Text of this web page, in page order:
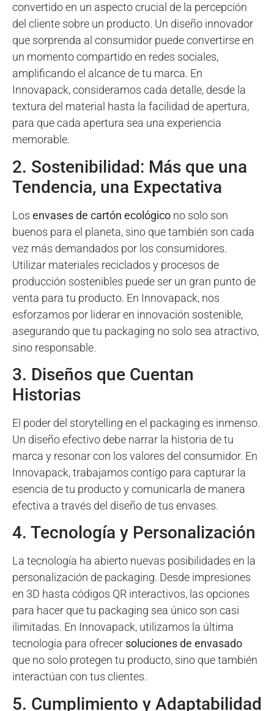
convertido en un aspecto crucial de la percepción
del cliente sobre un producto. Un diseño innovador
que sorprenda al consumidor puede convertirse en
un momento compartido en redes sociales,
amplificando el alcance de tu marca. En
Innovapack, consideramos cada detalle, desde la
textura del material hasta la facilidad de apertura,
para que cada apertura sea una experiencia
memorable.
2. Sostenibilidad: Más que una
Tendencia, una Expectativa
Los envases de cartón ecológico no solo son
buenos para el planeta, sino que también son cada
vez más demandados por los consumidores.
Utilizar materiales reciclados y procesos de
producción sostenibles puede ser un gran punto de
venta para tu producto. En Innovapack, nos
esforzamos por liderar en innovación sostenible,
asegurando que tu packaging no solo sea atractivo,
sino responsable.
3. Diseños que Cuentan
Historias
El poder del storytelling en el packaging es inmenso.
Un diseño efectivo debe narrar la historia de tu
marca y resonar con los valores del consumidor. En
Innovapack, trabajamos contigo para capturar la
esencia de tu producto y comunicarla de manera
efectiva a través del diseño de tus envases.
4. Tecnología y Personalización
La tecnología ha abierto nuevas posibilidades en la
personalización de packaging. Desde impresiones
en 3D hasta códigos QR interactivos, las opciones
para hacer que tu packaging sea único son casi
ilimitadas. En Innovapack, utilizamos la última
tecnología para ofrecer soluciones de envasado
que no solo protegen tu producto, sino que también
interactúan con tus clientes.
5. Cumplimiento y Adaptabilidad